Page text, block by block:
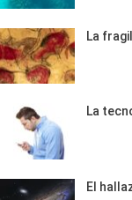
La
La
El